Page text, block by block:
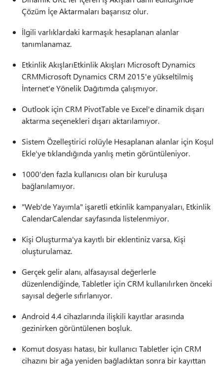
Çözüm İçe Aktarmaları başarısız olur.
İlgili varlıklardaki karmaşık hesaplanan alanlar
tanımlanamaz.
Etkinlik AkışlarıEtkinlik Akışları Microsoft Dynamics
CRMMicrosoft Dynamics CRM 2015'e yükseltilmiş
İnternet'e Yönelik Dağıtımda çalışmıyor.
Outlook için CRM PivotTable ve Excel'e dinamik dışarı
aktarma seçenekleri dışarı aktarılamıyor.
Sistem Özelleştirici rolüyle Hesaplanan alanlar için Koşul
Ekle'ye tıklandığında yanlış metin görüntüleniyor.
1000'den fazla kullanıcısı olan bir kuruluşa
bağlanılamıyor.
"Web'de Yayımla" işaretli etkinlik kampanyaları, Etkinlik
CalendarCalendar sayfasında listelenmiyor.
Kişi Oluşturma'ya kayıtlı bir eklentiniz varsa, Kişi
oluşturulamaz.
Gerçek gelir alanı, alfasayısal değerlerle
düzenlendiğinde, Tabletler için CRM kullanılırken önceki
sayısal değerle sıfırlanıyor.
Android 4.4 cihazlarında ilişkili kayıtlar arasında
gezinirken görüntülenen boşluk.
Komut dosyası hatası, bir kullanıcı Tabletler için CRM
cihazını bir ağa yeniden bağladıktan sonra bir kayıttan